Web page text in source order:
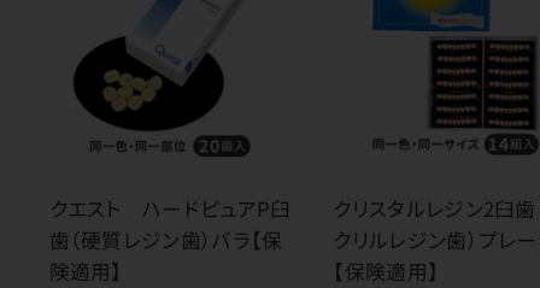
クエスト ハードピュアP臼
歯（硬質レジン歯）バラ【保
険適用】
クリスタルレジン2臼歯
クリルレジン歯）プレ
【保険適用】